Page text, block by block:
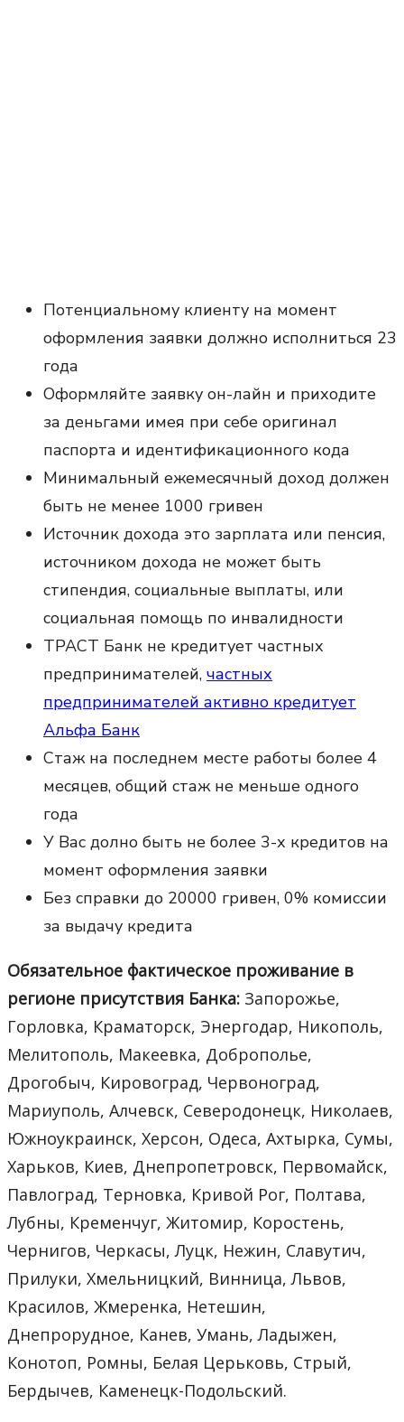
Потенциальному клиенту на момент
оформления заявки должно исполниться 23
года
Оформляйте заявку он-лайн и приходите
за деньгами имея при себе оригинал
паспорта и идентификационного кода
Минимальный ежемесячный доход должен
быть не менее 1000 гривен
Источник дохода это зарплата или пенсия,
источником дохода не может быть
стипендия, социальные выплаты, или
социальная помощь по инвалидности
ТРАСТ Банк не кредитует частных
предпринимателей, частных
предпринимателей активно кредитует
Альфа Банк
Стаж на последнем месте работы более 4
месяцев, общий стаж не меньше одного
года
У Вас долно быть не более 3-х кредитов на
момент оформления заявки
Без справки до 20000 гривен, 0% комиссии
за выдачу кредита
Обязательное фактическое проживание в
регионе присутствия Банка: Запорожье,
Горловка, Краматорск, Энергодар, Никополь,
Мелитополь, Макеевка, Доброполье,
Дрогобыч, Кировоград, Червоноград,
Мариуполь, Алчевск, Северодонецк, Николаев,
Южноукраинск, Херсон, Одеса, Ахтырка, Сумы,
Харьков, Киев, Днепропетровск, Первомайск,
Павлоград, Терновка, Кривой Рог, Полтава,
Лубны, Кременчуг, Житомир, Коростень,
Чернигов, Черкасы, Луцк, Нежин, Славутич,
Прилуки, Хмельницкий, Винница, Львов,
Красилов, Жмеренка, Нетешин,
Днепрорудное, Канев, Умань, Ладыжен,
Конотоп, Ромны, Белая Церьковь, Стрый,
Бердычев, Каменецк-Подольский.